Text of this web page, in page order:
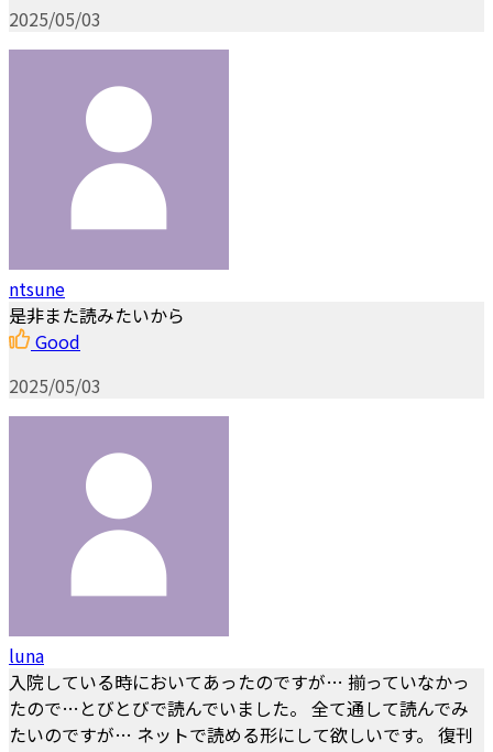
2025/05/03
ntsune
是非また読みたいから
Good
2025/05/03
luna
入院している時においてあったのですが… 揃っていなかっ
たので…とびとびで読んでいました。 全て通して読んでみ
たいのですが… ネットで読める形にして欲しいです。 復刊